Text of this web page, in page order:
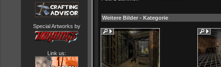
Special Artworks by
Link us:
Weitere Bilder - Kategorie